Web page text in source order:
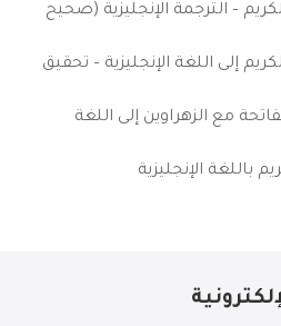
– الترجمة الإنجليزية (صحيح
إلى اللغة الإنجليزية – تحقيق
مع الزهراوين إلى اللغة
باللغة الإنجليزية